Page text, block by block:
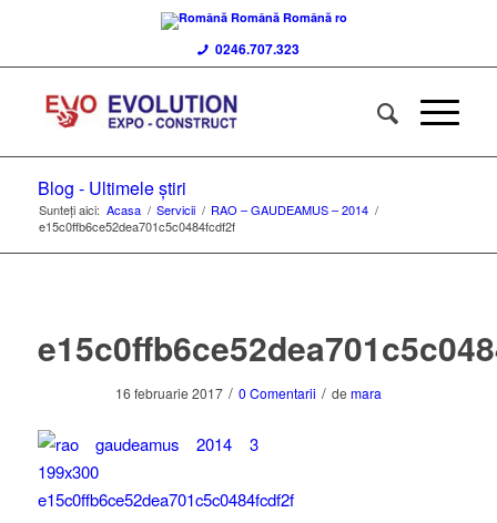
Română Română ro
0246.707.323
Blog - Ultimele știri
Sunteți aici: Acasa / Servicii / RAO – GAUDEAMUS – 2014 /
e15c0ffb6ce52dea701c5c0484fcdf2f
16 februarie 2017 / 0 Comentarii / demara